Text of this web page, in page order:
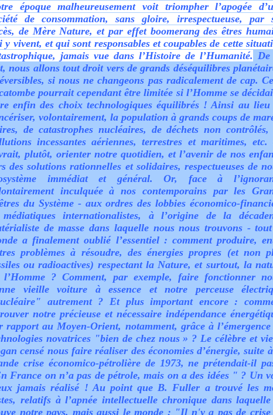
époque malheureusement voit triompher l’apogée
de consommation, sans gloire, irrespectueuse, par
de Mère Nature, et par effet boomerang des êtres
y vivent, et qui sont responsables et coupables de cette
jamais vue dans l’Histoire de l’Humanité. De
nous allons tout droit vers de grands déséquilibres
si nous ne changeons pas radicalement de cap.
pourrait cependant être limitée si l’Homme se
enfin des choix technologiques équilibrés ! Ainsi au lieu
volontairement, la population à grands coups de
de catastrophes nucléaires, de déchets non contrôlés,
incessantes aériennes, terrestres et maritimes, etc.
plutôt, orienter notre quotidien, et l’avenir de nos
des solutions rationnelles et solidaires, respectueuses de
immédiat et général. Or, face à
inculquée à nos contemporains par les
du Système - aux ordres des lobbies économico-
internationalistes, à l’origine de la
de masse dans laquelle nous nous trouvons -
a finalement oublié l’essentiel : comment produire,
problèmes à résoudre, des énergies propres (et non
ou radioactives) respectant la Nature, et surtout, la
l’Homme ? Comment, par exemple, faire fonctionner
vieille voiture à essence et notre perceuse
autrement ? Et plus important encore :
notre précieuse et nécessaire indépendance
rapport au Moyen-Orient, notamment, grâce à l’émergence
novatrices "bien de chez nous » ? Le célèbre et
censé nous faire réaliser des économies d’énergie, suite
crise économico-pétrolière de 1973, ne prétendait-il
France on n’a pas de pétrole, mais on a des idées " ? Un
jamais réalisé ! Au point que B. Fuller a trouvé les
relatifs à l’apnée intellectuelle chronique dans laquelle
notre pays, mais aussi le monde : "Il n'y a pas de crise